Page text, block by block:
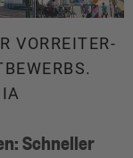
VORREITER-
Schneller